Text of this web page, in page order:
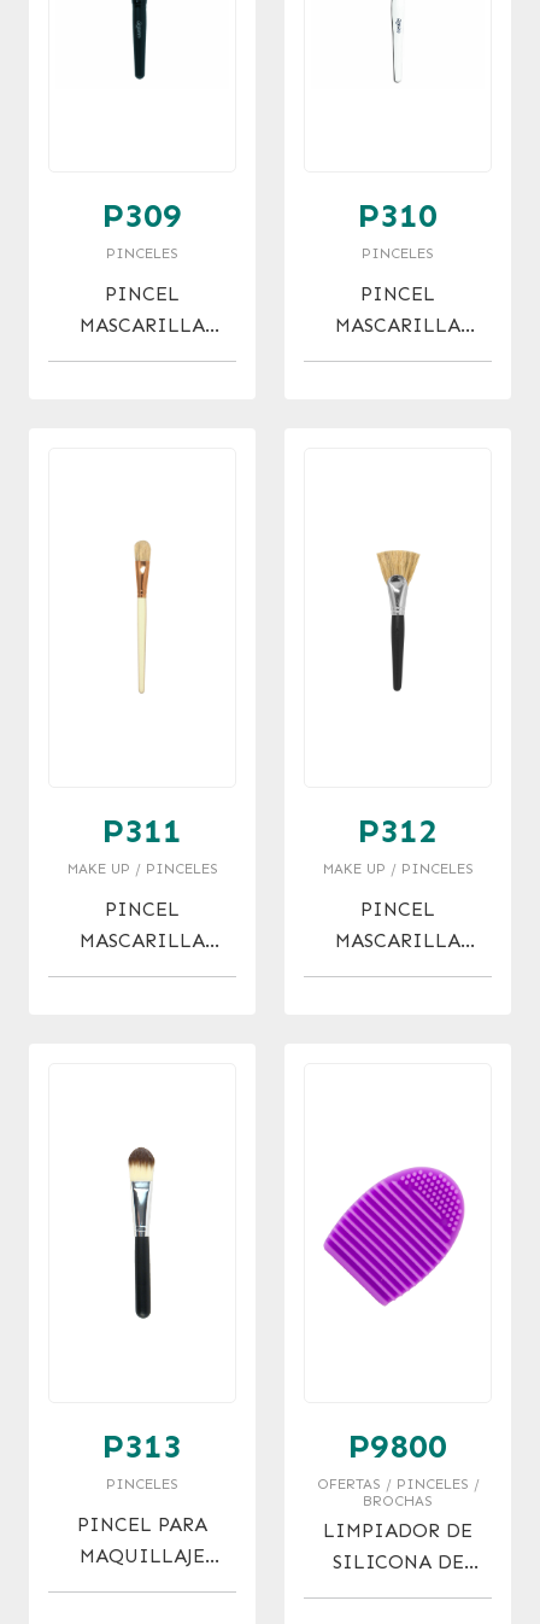
P309
PINCELES
PINCEL
MASCARILLA
TAKLON
P310
PINCELES
PINCEL
MASCARILLA
TAKLON
P311
MAKE UP / PINCELES
PINCEL
MASCARILLA
CERDA JABALI
P312
MAKE UP / PINCELES
PINCEL
MASCARILLA
CERDA JABALI
P313
PINCELES
PINCEL PARA
MAQUILLAJE
FLUIDO.
P9800
OFERTAS / PINCELES /
BROCHAS
LIMPIADOR DE
SILICONA DE
PINCELES Y